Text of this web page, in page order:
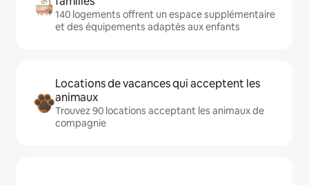
140 logements offrent un espace supplémentaire
et des équipements adaptés aux enfants
Locations de vacances qui acceptent les
animaux
Trouvez 90 locations acceptant les animaux de
compagnie